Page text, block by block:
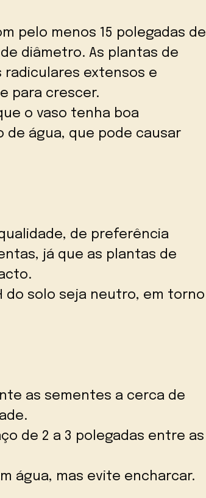
pelo menos 15 polegadas de
diâmetro. As plantas de
extensos e
para crescer.
o vaso tenha boa
de água, que pode causar
de preferência
já que as plantas de
do solo seja neutro, em torno
as sementes a cerca de
de 2 a 3 polegadas entre as
água, mas evite encharcar.